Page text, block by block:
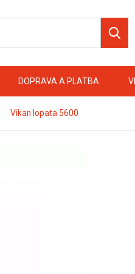
DOPRAVA A PLATBA
Vikan lopata 5600